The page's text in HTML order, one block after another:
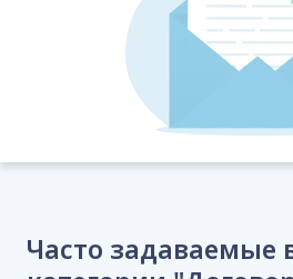
Часто задаваемые